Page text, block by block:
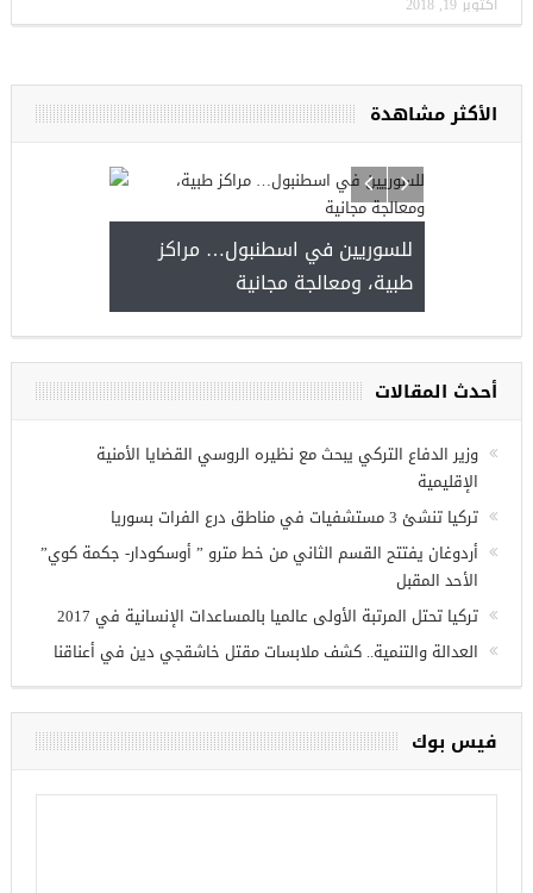
الأكثر مشاهدة
للسوريين في اسطنبول… مراكز
طبية، ومعالجة مجانية
في
أحدث المقالات
وزير الدفاع التركي يبحث مع نظيره الروسي القضايا الأمنية
الإقليمية
تركيا تنشئ 3 مستشفيات في مناطق درع الفرات بسوريا
أردوغان يفتتح القسم الثاني من خط مترو ” أوسكودار- جكمة كوي”
الأحد المقبل
تركيا تحتل المرتبة الأولى عالميا بالمساعدات الإنسانية في 2017
العدالة والتنمية.. كشف ملابسات مقتل خاشقجي دين في أعناقنا
فيس بوك